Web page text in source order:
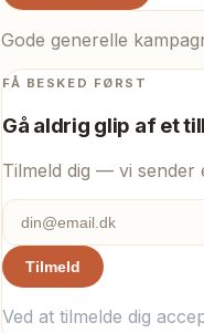
Gode generelle
FÅ BESKED FØRST
Gå aldrig glip af et
Tilmeld dig — vi sender
Tilmeld
Ved at tilmelde dig